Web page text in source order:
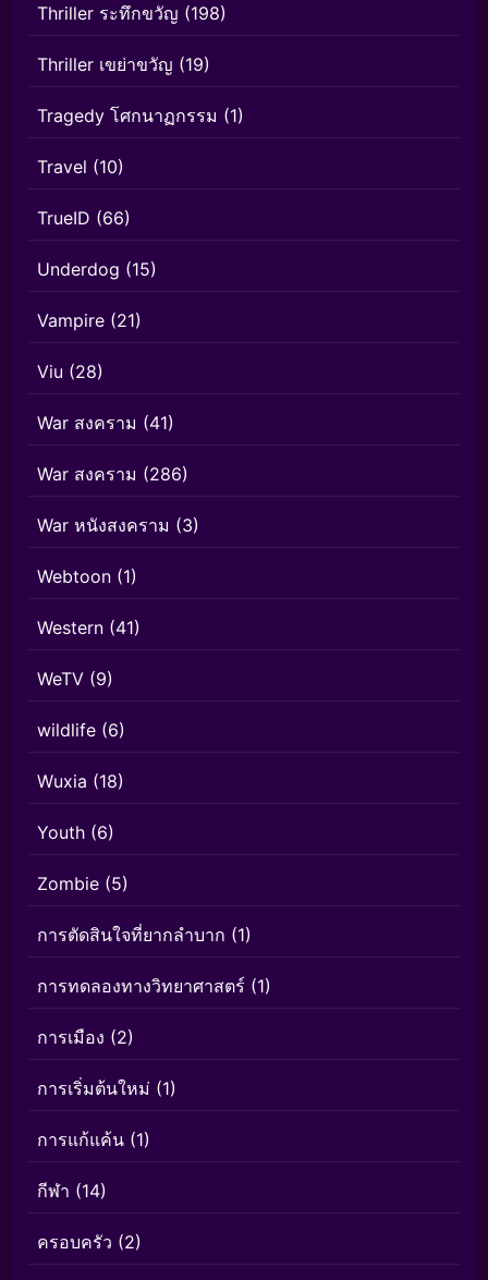
Thriller ระทึกขวัญ (198)
Thriller เขย่าขวัญ (19)
Tragedy โศกนาฏกรรม (1)
Travel (10)
TrueID (66)
Underdog (15)
Vampire (21)
Viu (28)
War สงคราม (41)
War สงคราม (286)
War หนังสงคราม (3)
Webtoon (1)
Western (41)
WeTV (9)
wildlife (6)
Wuxia (18)
Youth (6)
Zombie (5)
การตัดสินใจที่ยากลำบาก (1)
การทดลองทางวิทยาศาสตร์ (1)
การเมือง (2)
การเริ่มต้นใหม่ (1)
การแก้แค้น (1)
กีฬา (14)
ครอบครัว (2)